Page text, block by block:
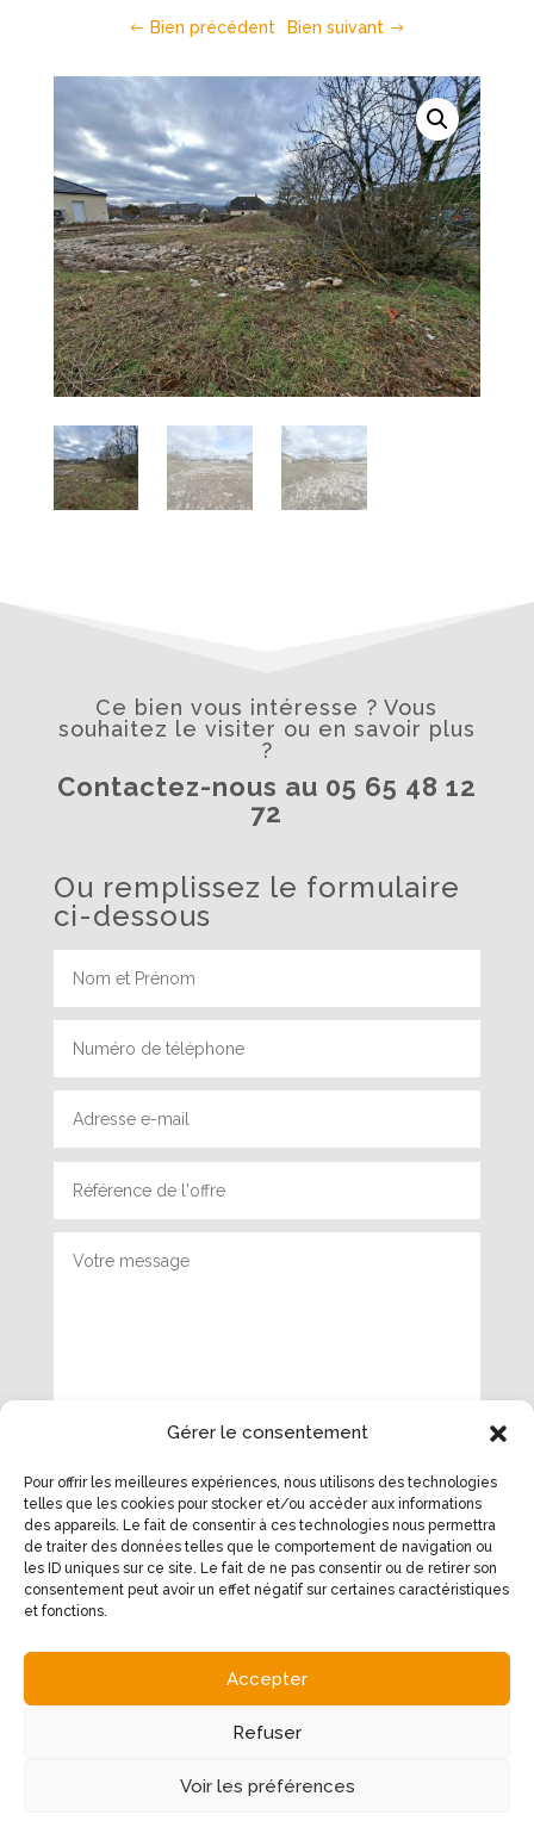
Gérer le consentement
Pour offrir les meilleures expériences, nous utilisons des technologies
telles que les cookies pour stocker et/ou accéder aux informations
des appareils. Le fait de consentir à ces technologies nous permettra
de traiter des données telles que le comportement de navigation ou
les ID uniques sur ce site. Le fait de ne pas consentir ou de retirer son
consentement peut avoir un effet négatif sur certaines caractéristiques
et fonctions.
Accepter
Refuser
Voir les préférences
Bien précédent Bien suivant
Ce bien vous intéresse ? Vous
souhaitez le visiter ou en savoir plus
?
Contactez-nous au 05 65 48 12
72
Ou remplissez le formulaire
ci-dessous
Notre adresse
11 place de la Mairie
12340 Bozouls
Contacter notre agence